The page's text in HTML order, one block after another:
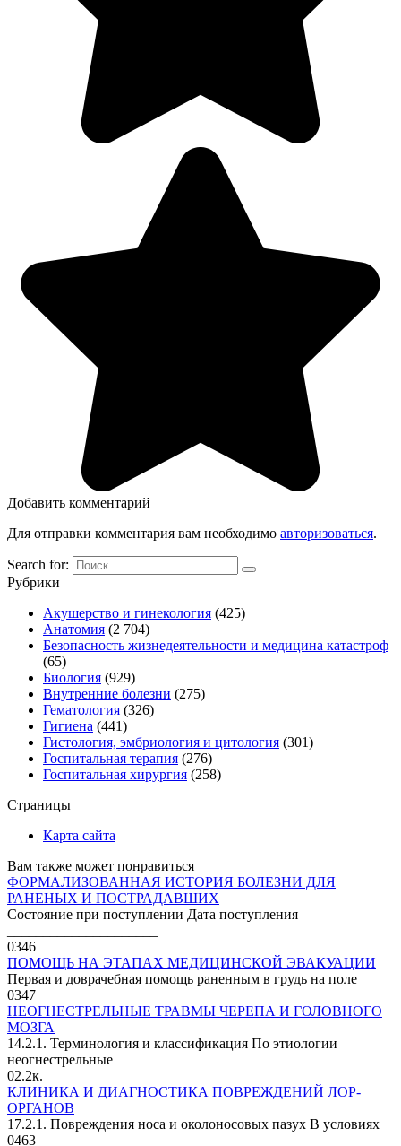
Добавить комментарий
Для отправки комментария вам необходимо авторизоваться.
Search for:
Рубрики
Акушерство и гинекология (425)
Анатомия (2 704)
Безопасность жизнедеятельности и медицина катастроф
(65)
Биология (929)
Внутренние болезни (275)
Гематология (326)
Гигиена (441)
Гистология, эмбриология и цитология (301)
Госпитальная терапия (276)
Госпитальная хирургия (258)
Страницы
Карта сайта
Вам также может понравиться
ФОРМАЛИЗОВАННАЯ ИСТОРИЯ БОЛЕЗНИ ДЛЯ
РАНЕНЫХ И ПОСТРАДАВШИХ
Состояние при поступлении Дата поступления
0346
ПОМОЩЬ НА ЭТАПАХ МЕДИЦИНСКОЙ ЭВАКУАЦИИ
Первая и доврачебная помощь раненным в грудь на поле
0347
НЕОГНЕСТРЕЛЬНЫЕ ТРАВМЫ ЧЕРЕПА И ГОЛОВНОГО
МОЗГА
14.2.1. Терминология и классификация По этиологии
неогнестрельные
02.2к.
КЛИНИКА И ДИАГНОСТИКА ПОВРЕЖДЕНИЙ ЛОР-
ОРГАНОВ
17.2.1. Повреждения носа и околоносовых пазух В условиях
0463